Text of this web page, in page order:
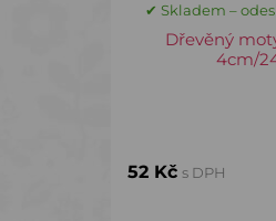
✔ Skladem –
Dřevěný
4cm/
52 Kč s DPH